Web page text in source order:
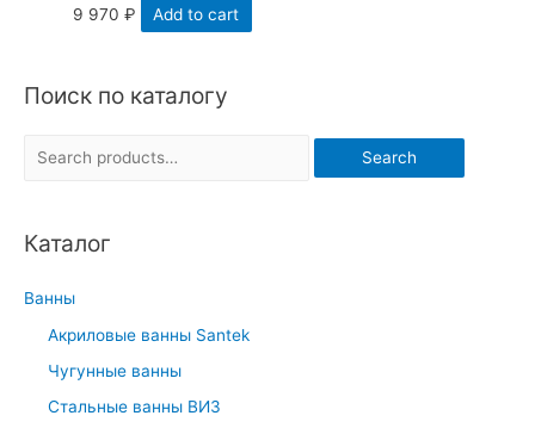
Поиск по каталогу
r
h
Search
Каталог
Ванны
Акриловые ванны Santek
Чугунные ванны
Стальные ванны ВИЗ
9 970₽ Add to cart